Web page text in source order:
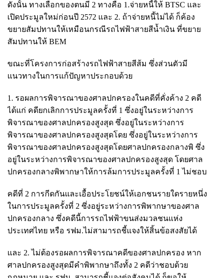
ดังนั้น ทางเลือกของตนมี 2 ทางคือ 1.จ่ายหนี้ให้ BTSC และ
เปิดประมูลใหม่ก่อนปี 2572 และ 2. ถ้าจ่ายหนี้ไม่ได้ ก็ค้อง
ขยายสัมปทานให้เหมือนกรณีรถไฟฟ้าสายสีน้ำเงิน ที่ขยาย
สัมปทานให้ BEM
ขณะที่โครงการก่อสร้างรถไฟฟ้าสายสีส้ม ซึ่งส่วนตัวมี
แนวทางในการแก้ปัญหาประกอบด้วย
1. รอผลการพิจารณาของศาลปกครองในคดีที่คั่งค้าง 2 คดี
ได้แก่ คดียกเลิกการประมูลครั้งที่ 1 ซึ่งอยู่ในระหว่างการ
พิจารณาของศาลปกครองสูงสุด ซึ่งอยู่ในระหว่างการ
พิจารณาของศาลปกครองสูงสุดโดย ซึ่งอยู่ในระหว่างการ
พิจารณาของศาลปกครองสูงสุดโดยศาลปกครองกลางพิ ซึ่ง
อยู่ในระหว่างการพิจารณาของศาลปกครองสูงสุด โดยศาล
ปกครองกลางพิพากษาให้การล้มการประมูลครั้งที่ 1 ไม่ชอบ
คดีที่ 2 การกีดกันและเอื้อประโยชน์ให้เอกชนรายใดรายหนึ่ง
ในการประมูลครั้งที่ 2 ซึ่งอยู่ระหว่างการพิพากษาของศาล
ปกครองกลาง ซึ่งคดีนี้การรถไฟฟ้าขนส่งมวลชนแห่ง
ประเทศไทย หรือ รฟม.ไม่สามารถชี้แจงให้สิ้นข้อสงสัยได้
และ 2. ไม่ต้องรอผลการพิจารณาคดีของศาลปกครอง หาก
ศาลปกครองสูงสุดมีคำพิพากษาถึงทั้ง 2 คดีว่าชอบด้วย